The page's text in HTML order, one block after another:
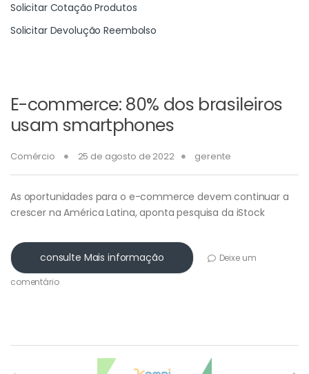
E-commerce: 80% dos brasileiros
usam smartphones
Comércio 25 de agosto de 2022 gerente
As oportunidades para o e-commerce devem continuar a
crescer na América Latina, aponta pesquisa da iStock
consulte Mais informação Deixe um
comentário
Solicitar Cotação Produtos
Solicitar Devolução Reembolso
Carrossel de Marcas